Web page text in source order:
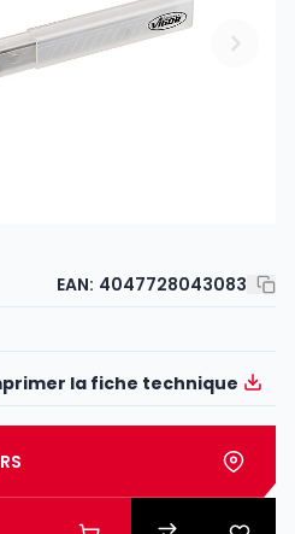
EAN: 4047728043083
la fiche technique